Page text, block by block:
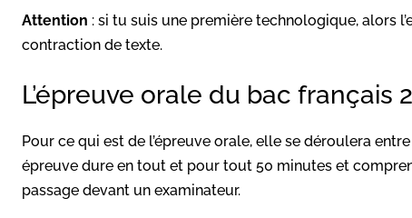
Attention : si tu suis une première technologique, alors
contraction de texte.
L’épreuve orale du bac français
Pour ce qui est de l’épreuve orale, elle se déroulera
épreuve dure en tout et pour tout 50 minutes et
passage devant un examinateur.